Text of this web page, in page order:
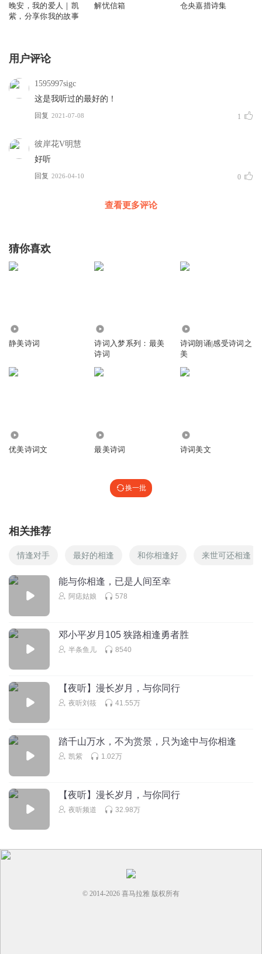
晚安，我的爱人｜凯
紫，分享你我的故事
解忧信箱 仓央嘉措诗集
用户评论
1595997sigc
这是我听过的最好的！
回复 2021-07-08 1
彼岸花V明慧
好听
回复 2026-04-10 0
查看更多评论
猜你喜欢
静美诗词
诗词入梦系列：最美
诗词
诗词朗诵|感受诗词之
美
优美诗词文 最美诗词 诗词美文
换一批
相关推荐
情逢对手 最好的相逢 和你相逢好 来世可还相逢
能与你相逢，已是人间至幸
阿痣姑娘 578
邓小平岁月105 狭路相逢勇者胜
半条鱼儿 8540
【夜听】漫长岁月，与你同行
夜听刘筱 41.55万
踏千山万水，不为赏景，只为途中与你相逢
凯紫 1.02万
【夜听】漫长岁月，与你同行
夜听频道 32.98万
© 2014-2026 喜马拉雅 版权所有